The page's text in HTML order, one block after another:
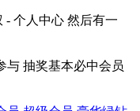
- 个人中心 然后有一
与 抽奖基本必中会员